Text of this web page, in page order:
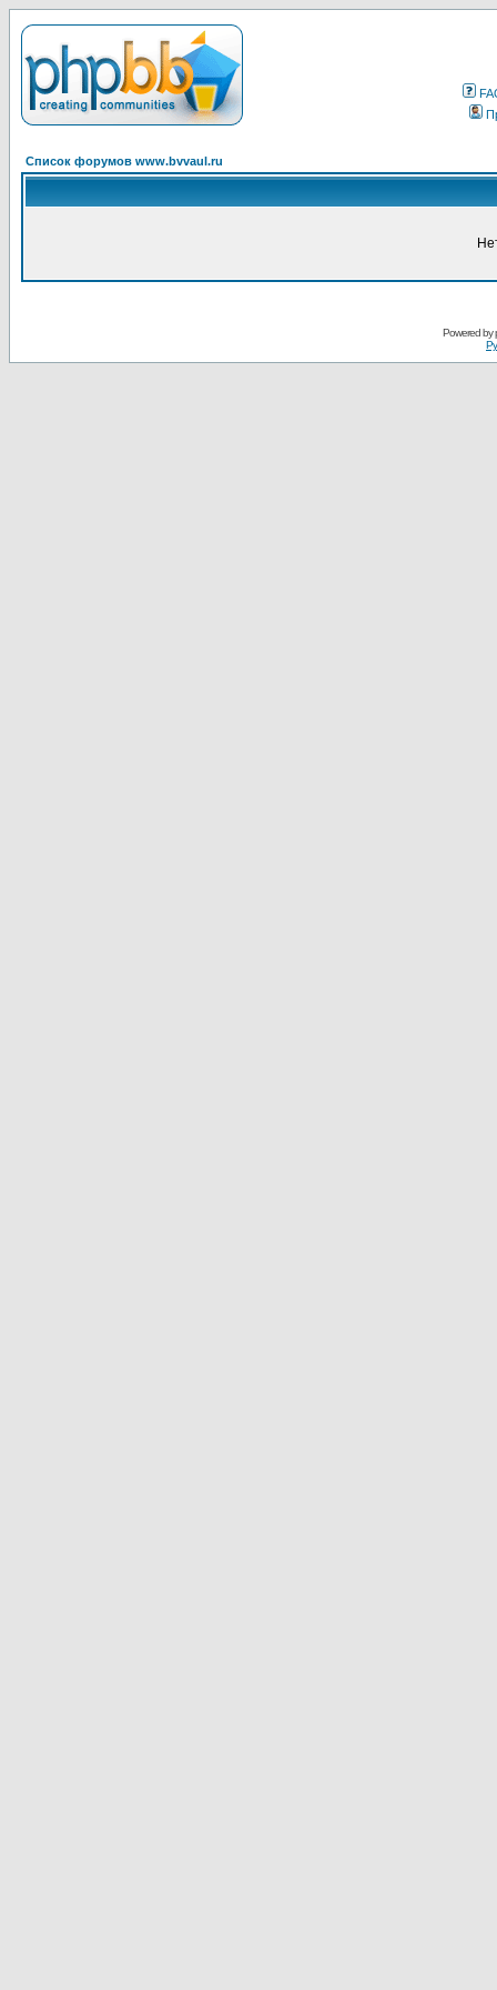
Список форумов www.bvvaul.ru
Powered by